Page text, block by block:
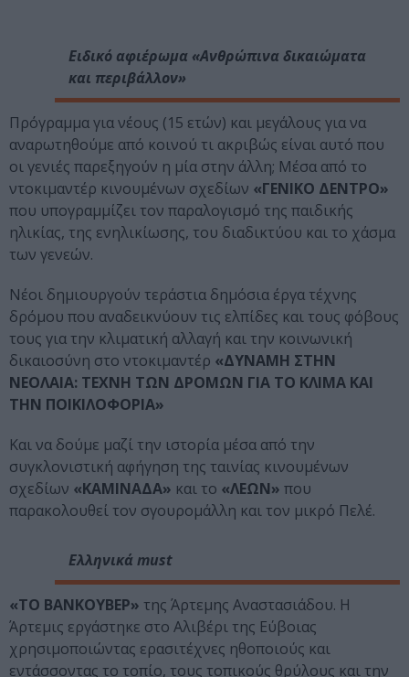
Ειδικό αφιέρωμα «Ανθρώπινα δικαιώματα
και περιβάλλον»
Πρόγραμμα για νέους (15 ετών) και μεγάλους για να
αναρωτηθούμε από κοινού τι ακριβώς είναι αυτό που
οι γενιές παρεξηγούν η μία στην άλλη; Μέσα από το
ντοκιμαντέρ κινουμένων σχεδίων «ΓΕΝΙΚΟ ΔΕΝΤΡΟ»
που υπογραμμίζει τον παραλογισμό της παιδικής
ηλικίας, της ενηλικίωσης, του διαδικτύου και το χάσμα
των γενεών.
Νέοι δημιουργούν τεράστια δημόσια έργα τέχνης
δρόμου που αναδεικνύουν τις ελπίδες και τους φόβους
τους για την κλιματική αλλαγή και την κοινωνική
δικαιοσύνη στο ντοκιμαντέρ «ΔΥΝΑΜΗ ΣΤΗΝ
ΝΕΟΛΑΙΑ: ΤΕΧΝΗ ΤΩΝ ΔΡΟΜΩΝ ΓΙΑ ΤΟ ΚΛΙΜΑ ΚΑΙ
ΤΗΝ ΠΟΙΚΙΛΟΦΟΡΙΑ»
Και να δούμε μαζί την ιστορία μέσα από την
συγκλονιστική αφήγηση της ταινίας κινουμένων
σχεδίων «ΚΑΜΙΝΑΔΑ» και το «ΛΕΩΝ» που
παρακολουθεί τον σγουρομάλλη και τον μικρό Πελέ.
Eλληνικά must
«ΤΟ ΒΑΝΚΟΥΒΕΡ» της Άρτεμης Αναστασιάδου. Η
Άρτεμις εργάστηκε στο Αλιβέρι της Εύβοιας
χρησιμοποιώντας ερασιτέχνες ηθοποιούς και
εντάσσοντας το τοπίο, τους τοπικούς θρύλους και την